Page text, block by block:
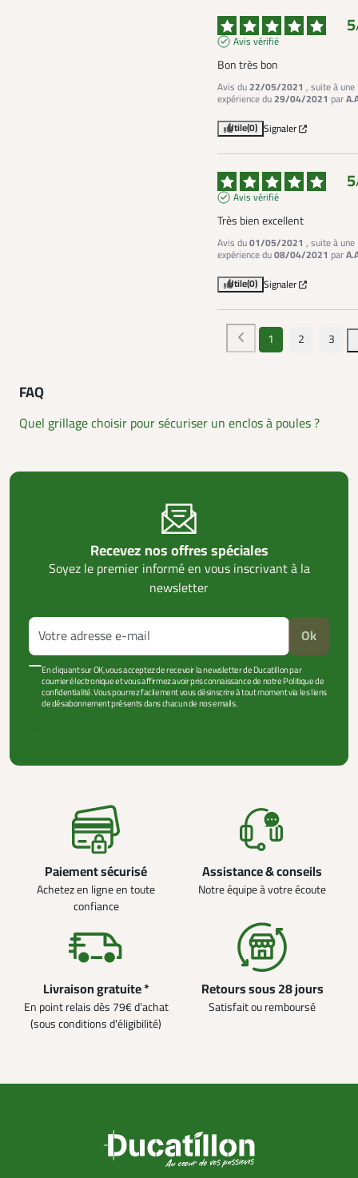
5
Avis vérifié
Bon très bon
Avis du22/05/2021 , suite à une
expérience du29/04/2021 par
Utile(0) Signaler
5
Avis vérifié
Très bien excellent
Avis du01/05/2021 , suite à une
expérience du08/04/2021 par
Utile(0) Signaler
1 2 3
FAQ
Quel grillage choisir pour sécuriser un enclos à poules ?
Recevez nos offres spéciales
Soyez le premier informé en vous inscrivant à la
newsletter
Ok
En cliquant sur OK, vous acceptez de recevoir la newsletter de Ducatillon par
courrier électronique et vous affirmez avoir pris connaissance de notre Politique de
confidentialité. Vous pourrez facilement vous désinscrire à tout moment via les liens
de désabonnement présents dans chacun de nos emails.
Paiement sécurisé
Achetez en ligne en toute
confiance
Assistance & conseils
Notre équipe à votre écoute
Livraison gratuite *
En point relais dès 79€ d’achat
(sous conditions d'éligibilité)
Retours sous 28 jours
Satisfait ou remboursé